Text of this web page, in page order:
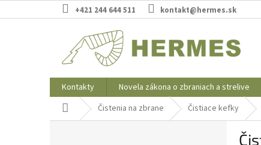
na
+421 244 644 511 kontakt@hermes.sk
Kontakty Novela zákona o zbraniach a strelive
Domov Čistenia na zbrane Čistiace kefky